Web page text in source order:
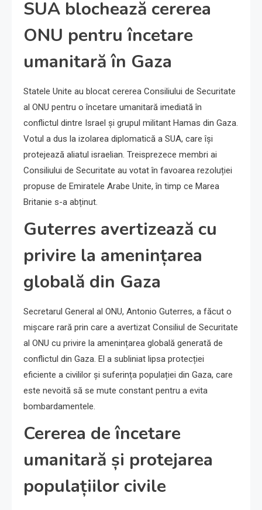
SUA blochează cererea
ONU pentru încetare
umanitară în Gaza
Statele Unite au blocat cererea Consiliului de Securitate
al ONU pentru o încetare umanitară imediată în
conflictul dintre Israel și grupul militant Hamas din Gaza.
Votul a dus la izolarea diplomatică a SUA, care își
protejează aliatul israelian. Treisprezece membri ai
Consiliului de Securitate au votat în favoarea rezoluției
propuse de Emiratele Arabe Unite, în timp ce Marea
Britanie s-a abținut.
Guterres avertizează cu
privire la amenințarea
globală din Gaza
Secretarul General al ONU, Antonio Guterres, a făcut o
mișcare rară prin care a avertizat Consiliul de Securitate
al ONU cu privire la amenințarea globală generată de
conflictul din Gaza. El a subliniat lipsa protecției
eficiente a civililor și suferința populației din Gaza, care
este nevoită să se mute constant pentru a evita
bombardamentele.
Cererea de încetare
umanitară și protejarea
populațiilor civile